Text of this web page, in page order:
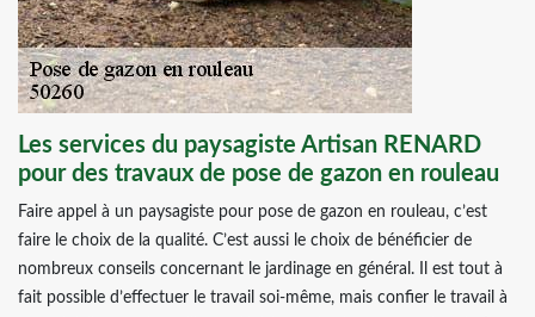
Les services du paysagiste Artisan RENARD
pour des travaux de pose de gazon en rouleau
Faire appel à un paysagiste pour pose de gazon en rouleau, c’est
faire le choix de la qualité. C’est aussi le choix de bénéficier de
nombreux conseils concernant le jardinage en général. Il est tout à
fait possible d’effectuer le travail soi-même, mais confier le travail à